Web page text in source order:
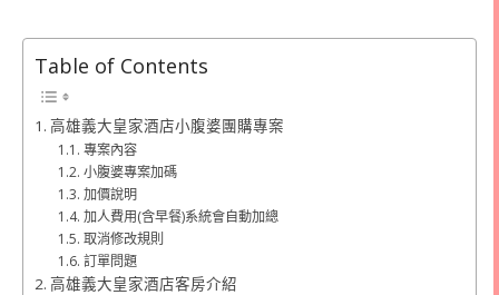
Table of Contents
高雄義大皇家酒店小腹婆團購專案
專案內容
小腹婆專案加碼
加價說明
加人費用(含早餐)系統會自動加總
取消修改規則
訂單問題
高雄義大皇家酒店客房介紹